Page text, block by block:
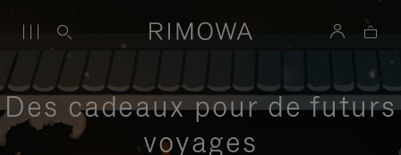
Des cadeaux pour de futurs
voyages